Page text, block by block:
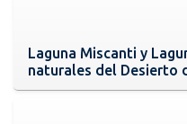
Laguna Miscanti y
naturales del Desierto